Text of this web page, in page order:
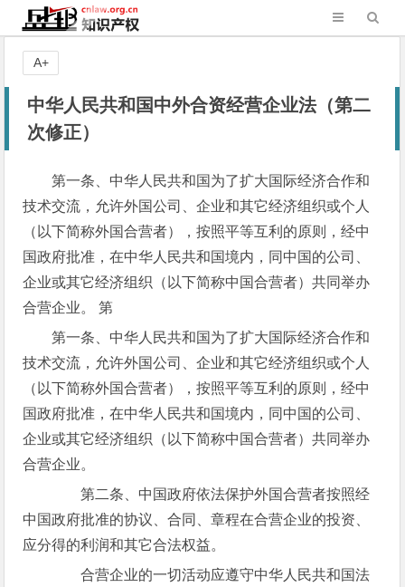
中华人民共和国中外合资经营企业法（第二
次修正）
第一条、中华人民共和国为了扩大国际经济合作和
技术交流，允许外国公司、企业和其它经济组织或个人
（以下简称外国合营者），按照平等互利的原则，经中
国政府批准，在中华人民共和国境内，同中国的公司、
企业或其它经济组织（以下简称中国合营者）共同举办
合营企业。 第
第一条、中华人民共和国为了扩大国际经济合作和
技术交流，允许外国公司、企业和其它经济组织或个人
（以下简称外国合营者），按照平等互利的原则，经中
国政府批准，在中华人民共和国境内，同中国的公司、
企业或其它经济组织（以下简称中国合营者）共同举办
合营企业。
第二条、中国政府依法保护外国合营者按照经
中国政府批准的协议、合同、章程在合营企业的投资、
应分得的利润和其它合法权益。
合营企业的一切活动应遵守中华人民共和国法
A+